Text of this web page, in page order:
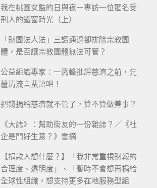
我在桃園女監的日與夜－專訪一位匿名受
刑人的鐵窗時光（上）
「財團法人法」三讀通過卻排除宗教團
體，是否讓宗教團體無法可管？
公益組織專家：一窩蜂批評慈濟之前，先
釐清流言蜚語吧！
把錢捐給慈濟就不管了，算不算做善事？
《大誌》：幫助街友的一份雜誌？／《社
企是門好生意？》書摘
【捐款人想什麼？】「我非常重視財報的
合理度、透明度」、「暫時不會想再捐給
全球性組織，想支持更多在地服務型組